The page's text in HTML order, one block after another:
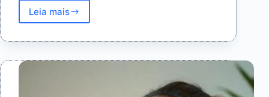
Leia maisCuidados
a
durante